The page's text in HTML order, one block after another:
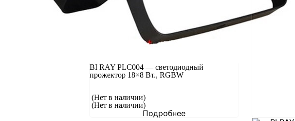
BI RAY PLC004 — светодиодный
прожектор 18×8 Вт., RGBW
(Нет в наличии)
(Нет в наличии)
Подробнее